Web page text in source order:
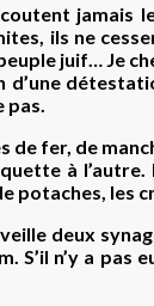
ils ne
juif… Je
de fer, de
à
potaches, les
deux
n’y a